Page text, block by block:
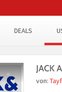
DEALS
JACK
von: